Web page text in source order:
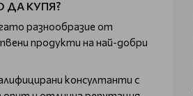
ДА КУПЯ?
разнообразие от
продукти на най-добри
консултанти с